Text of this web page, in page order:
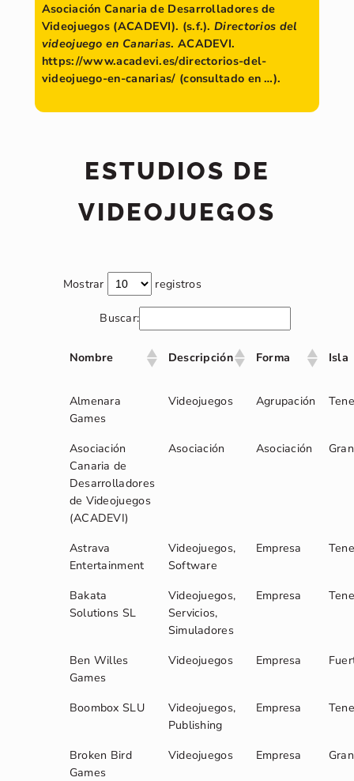
Asociación Canaria de Desarrolladores de
Videojuegos (ACADEVI). (s.f.).Directorios del
videojuego en Canarias. ACADEVI.
https://www.acadevi.es/directorios-del-
videojuego-en-canarias/ (consultado en …).
ESTUDIOS DE
VIDEOJUEGOS
Mostrar registros
Buscar:
Nombre Descripción Forma Isla
Almenara
Games
Videojuegos Agrupación
Asociación
Canaria de
Desarrolladores
de Videojuegos
(ACADEVI)
Asociación Asociación
Astrava
Entertainment
Videojuegos,
Software
Empresa
Bakata
Solutions SL
Videojuegos,
Servicios,
Simuladores
Empresa
Ben Willes
Games
Videojuegos Empresa
Boombox SLU
Videojuegos,
Publishing
Empresa
Broken Bird
Games
Videojuegos Empresa